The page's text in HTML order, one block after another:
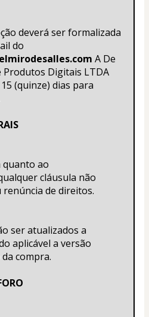
deverá ser formalizada
do
A De
Digitais LTDA
(quinze) dias para
quanto ao
cláusula não
de direitos.
ser atualizados a
aplicável a versão
compra.